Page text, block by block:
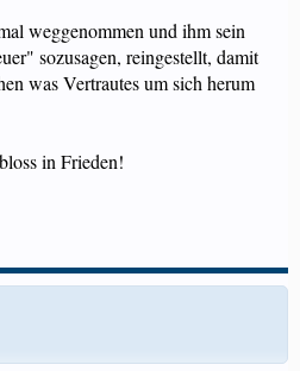
weggenommen und ihm sein
sozusagen, reingestellt, damit
was Vertrautes um sich herum
in Frieden!